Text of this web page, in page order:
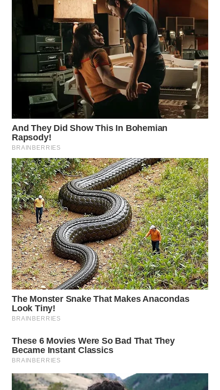
SERDANG
TEBING
TINGGI
WN
PAKPAK
KARAWANG
WN
BEKASI
WN
BOGOR
WN
DEPOK
WN
TAPANULI
UTARA
WN
SAMOSIR
WN
PADANG
LAWAS